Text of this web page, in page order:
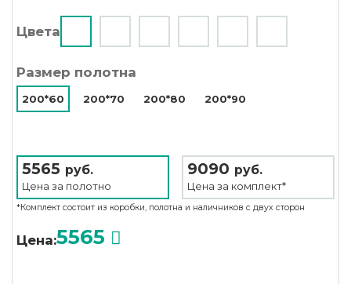
Цвета
Размер полотна
200*60 200*70 200*80 200*90
5565 руб.
Цена за полотно
9090 руб.
Цена за комплект*
*Комплект состоит из коробки, полотна и наличников с двух сторон
Цена:5565